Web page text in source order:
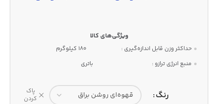
حداکثر وزن قابل اندازه‌گیری :
180 کیلوگرم
منبع انرژی ترازو :
باتری
رنگ
پاک
کردن